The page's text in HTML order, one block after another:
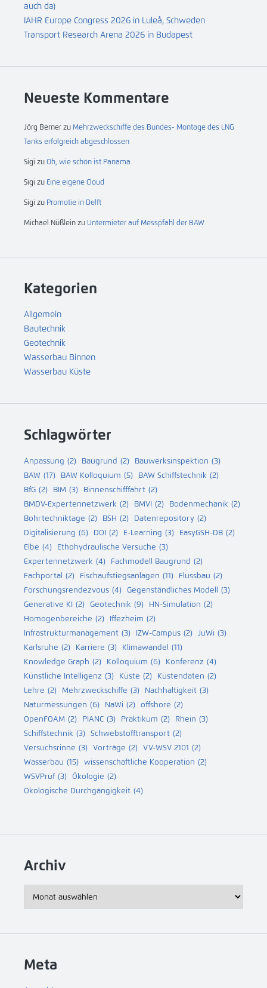
auch da)
IAHR Europe Congress 2026 in Luleå, Schweden
Transport Research Arena 2026 in Budapest
Neueste Kommentare
Jörg Berner zu Mehrzweckschiffe des Bundes- Montage des LNG
Tanks erfolgreich abgeschlossen
Sigi zu Oh, wie schön ist Panama.
Sigi zu Eine eigene Cloud
Sigi zu Promotie in Delft
Michael Nüßlein zu Untermieter auf Messpfahl der BAW
Kategorien
Allgemein
Bautechnik
Geotechnik
Wasserbau Binnen
Wasserbau Küste
Schlagwörter
Anpassung (2) Baugrund (2) Bauwerksinspektion (3)
BAW (17) BAW Kolloquium (5) BAW Schiffstechnik (2)
BfG (2) BIM (3) Binnenschifffahrt (2)
BMDV-Expertennetzwerk (2) BMVI (2) Bodenmechanik (2)
Bohrtechniktage (2) BSH (2) Datenrepository (2)
Digitalisierung (6) DOI (2) E-Learning (3) EasyGSH-DB (2)
Elbe (4) Ethohydraulische Versuche (3)
Expertennetzwerk (4) Fachmodell Baugrund (2)
Fachportal (2) Fischaufstiegsanlagen (11) Flussbau (2)
Forschungsrendezvous (4) Gegenständliches Modell (3)
Generative KI (2) Geotechnik (9) HN-Simulation (2)
Homogenbereiche (2) Iffezheim (2)
Infrastrukturmanagement (3) IZW-Campus (2) JuWi (3)
Karlsruhe (2) Karriere (3) Klimawandel (11)
Knowledge Graph (2) Kolloquium (6) Konferenz (4)
Künstliche Intelligenz (3) Küste (2) Küstendaten (2)
Lehre (2) Mehrzweckschiffe (3) Nachhaltigkeit (3)
Naturmessungen (6) NaWi (2) offshore (2)
OpenFOAM (2) PIANC (3) Praktikum (2) Rhein (3)
Schiffstechnik (3) Schwebstofftransport (2)
Versuchsrinne (3) Vorträge (2) VV-WSV 2101 (2)
Wasserbau (15) wissenschaftliche Kooperation (2)
WSVPruf (3) Ökologie (2)
Ökologische Durchgängigkeit (4)
Archiv
Meta